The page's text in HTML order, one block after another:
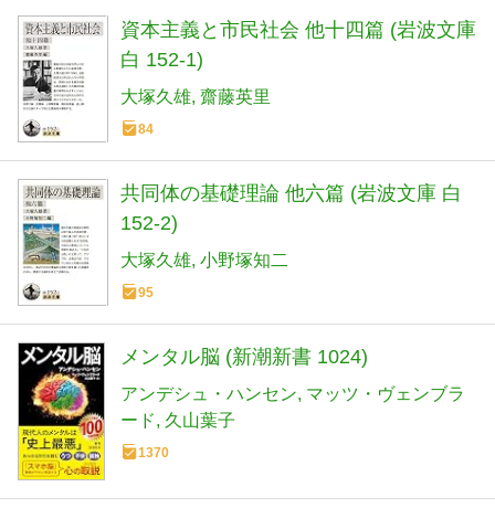
資本主義と市民社会 他十四篇 (岩波文庫
白 152-1)
大塚久雄 齋藤英里
84
共同体の基礎理論 他六篇 (岩波文庫 白
152-2)
大塚久雄 小野塚知二
95
メンタル脳 (新潮新書 1024)
アンデシュ・ハンセン マッツ・ヴェンブラ
ード
久山葉子
1370